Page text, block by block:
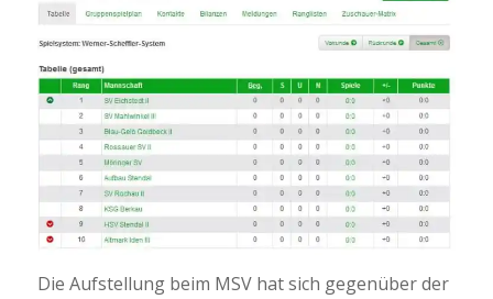
Die Aufstellung beim MSV hat sich gegenüber der